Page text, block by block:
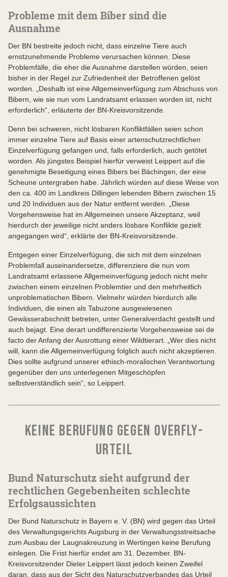
Probleme mit dem Biber sind die
Ausnahme
Der BN bestreite jedoch nicht, dass einzelne Tiere auch
ernstzunehmende Probleme verursachen können. Diese
Problemfälle, die eher die Ausnahme darstellen würden, seien
bisher in der Regel zur Zufriedenheit der Betroffenen gelöst
worden. „Deshalb ist eine Allgemeinverfügung zum Abschuss von
Bibern, wie sie nun vom Landratsamt erlassen worden ist, nicht
erforderlich“, erläuterte der BN-Kreisvorsitzende.
Denn bei schweren, nicht lösbaren Konfliktfällen seien schon
immer einzelne Tiere auf Basis einer artenschutzrechtlichen
Einzelverfügung gefangen und, falls erforderlich, auch getötet
worden. Als jüngstes Beispiel hierfür verweist Leippert auf die
genehmigte Beseitigung eines Bibers bei Bächingen, der eine
Scheune untergraben habe. Jährlich würden auf diese Weise von
den ca. 400 im Landkreis Dillingen lebenden Bibern zwischen 15
und 20 Individuen aus der Natur entfernt werden. „Diese
Vorgehensweise hat im Allgemeinen unsere Akzeptanz, weil
hierdurch der jeweilige nicht anders lösbare Konflikte gezielt
angegangen wird“, erklärte der BN-Kreisvorsitzende.
Entgegen einer Einzelverfügung, die sich mit dem einzelnen
Problemfall auseinandersetze, differenziere die nun vom
Landratsamt erlassene Allgemeinverfügung jedoch nicht mehr
zwischen einem einzelnen Problemtier und den mehrheitlich
unproblematischen Bibern. Vielmehr würden hierdurch alle
Individuen, die einen als Tabuzone ausgewiesenen
Gewässerabschnitt betreten, unter Generalverdacht gestellt und
auch bejagt. Eine derart undifferenzierte Vorgehensweise sei de
facto der Anfang der Ausrottung einer Wildtierart. „Wer dies nicht
will, kann die Allgemeinverfügung folglich auch nicht akzeptieren.
Dies sollte aufgrund unserer ethisch-moralischen Verantwortung
gegenüber den uns unterlegenen Mitgeschöpfen
selbstverständlich sein“, so Leippert.
KEINE BERUFUNG GEGEN OVERFLY-
URTEIL
Bund Naturschutz sieht aufgrund der
rechtlichen Gegebenheiten schlechte
Erfolgsaussichten
Der Bund Naturschutz in Bayern e. V. (BN) wird gegen das Urteil
des Verwaltungsgerichts Augsburg in der Verwaltungsstreitsache
zum Ausbau der Laugnakreuzung in Wertingen keine Berufung
einlegen. Die Frist hierfür endet am 31. Dezember. BN-
Kreisvorsitzender Dieter Leippert lässt jedoch keinen Zweifel
daran, dass aus der Sicht des Naturschutzverbandes das Urteil